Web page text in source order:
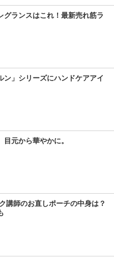
グランスはこれ！最新売れ筋ラ
ン」シリーズにハンドケアアイ
元から華やかに。
講師のお直しポーチの中身は？